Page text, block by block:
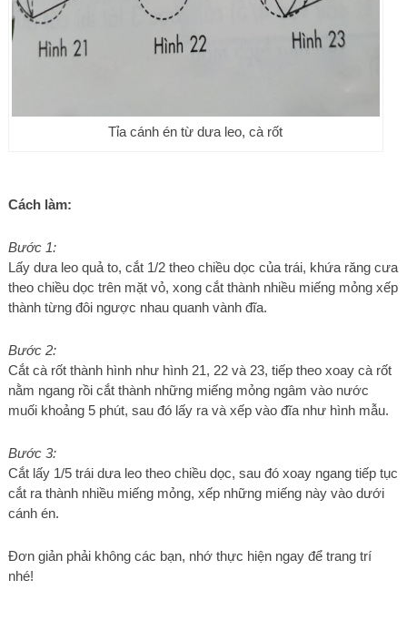
Tỉa cánh én từ dưa leo, cà rốt
Cách làm:
Bước 1:
Lấy dưa leo quả to, cắt 1/2 theo chiều dọc của trái, khứa răng cưa
theo chiều dọc trên mặt vỏ, xong cắt thành nhiều miếng mỏng xếp
thành từng đôi ngược nhau quanh vành đĩa.
Bước 2:
Cắt cà rốt thành hình như hình 21, 22 và 23, tiếp theo xoay cà rốt
nằm ngang rồi cắt thành những miếng mỏng ngâm vào nước
muối khoảng 5 phút, sau đó lấy ra và xếp vào đĩa như hình mẫu.
Bước 3:
Cắt lấy 1/5 trái dưa leo theo chiều dọc, sau đó xoay ngang tiếp tục
cắt ra thành nhiều miếng mỏng, xếp những miếng này vào dưới
cánh én.
Đơn giản phải không các bạn, nhớ thực hiện ngay để trang trí
nhé!